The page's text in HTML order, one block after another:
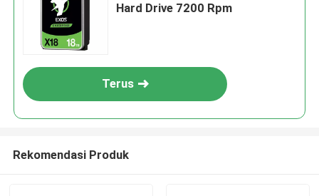
Hard Drive 7200 Rpm
Terus
Rekomendasi Produk